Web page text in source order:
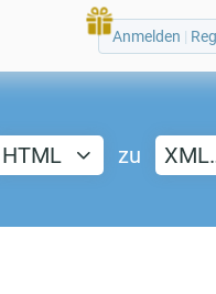
Anmelden |
HTML zu